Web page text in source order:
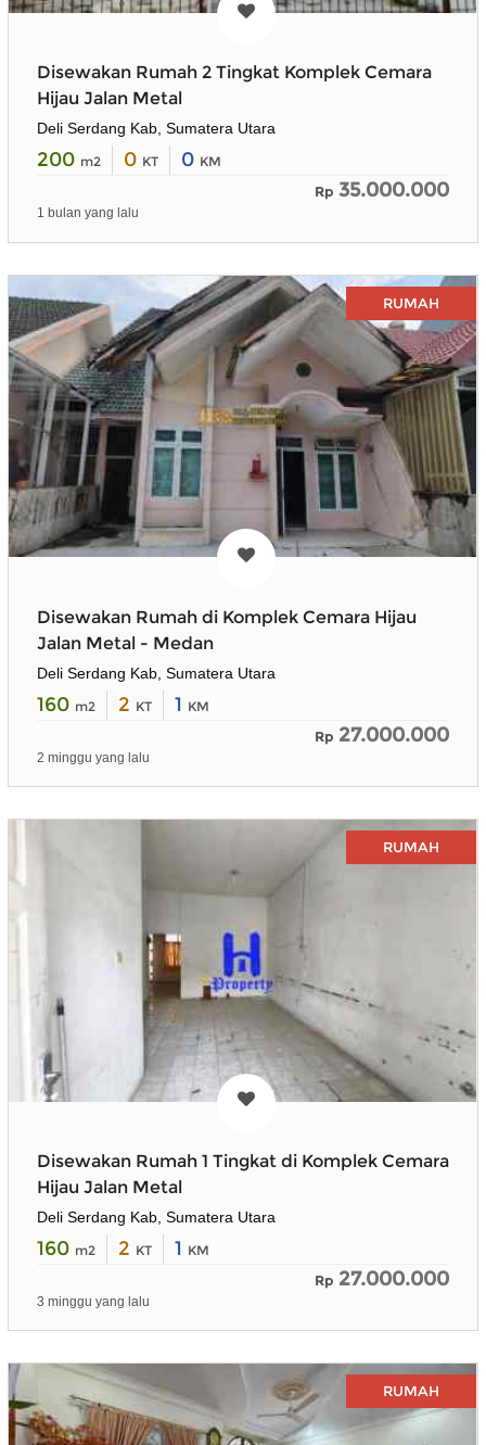
Disewakan Rumah 2 Tingkat Komplek Cemara
Hijau Jalan Metal
Deli Serdang Kab, Sumatera Utara
200 m2 0 KT 0 KM
Rp 35.000.000
1 bulan yang lalu
RUMAH
Disewakan Rumah di Komplek Cemara Hijau
Jalan Metal - Medan
Deli Serdang Kab, Sumatera Utara
160 m2 2 KT 1 KM
Rp 27.000.000
2 minggu yang lalu
RUMAH
Disewakan Rumah 1 Tingkat di Komplek Cemara
Hijau Jalan Metal
Deli Serdang Kab, Sumatera Utara
160 m2 2 KT 1 KM
Rp 27.000.000
3 minggu yang lalu
RUMAH